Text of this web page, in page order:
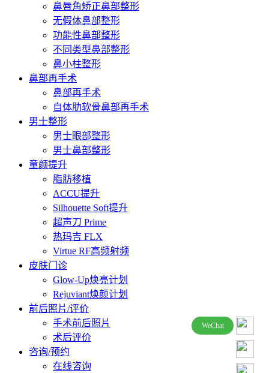
WeChat
鼻唇角矫正鼻部整形
无假体鼻部整形
功能性鼻部整形
不同类型鼻部整形
鼻小柱整形
鼻部再手术
鼻部再手术
自体肋软骨鼻部再手术
男士整形
男士眼部整形
男士鼻部整形
童颜提升
脂肪移植
ACCU提升
Silhouette Soft提升
超声刀 Prime
热玛吉 FLX
Virtue RF高频射频
皮肤门诊
Glow-Up焕亮计划
Rejuviant焕颜计划
前后照片/评价
手术前后照片
术后评价
咨询/预约
在线咨询